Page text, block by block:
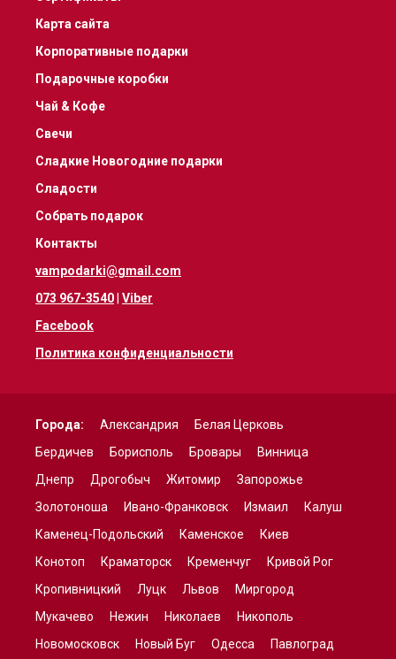
Карта сайта
Корпоративные подарки
Подарочные коробки
Чай & Кофе
Свечи
Сладкие Новогодние подарки
Сладости
Собрать подарок
Контакты
vampodarki@gmail.com
073 967-3540 Viber
Facebook
Политика конфиденциальности
Города: Александрия
Белая Церковь
Бердичев
Борисполь Бровары
Винница
Днепр
Дрогобыч Житомир
Запорожье
Золотоноша
Ивано-Франковск Измаил
Калуш
Каменец-Подольский
Каменское
Киев
Конотоп
Краматорск Кременчуг
Кривой Рог
Кропивницкий
Луцк Львов
Миргород
Мукачево
Нежин Николаев
Никополь
Новомосковск
Новый Буг Одесса Павлоград